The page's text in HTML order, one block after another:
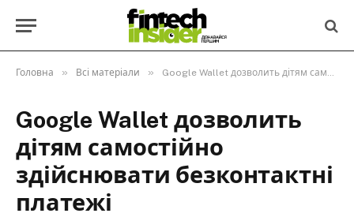
Головна » Всі матеріали » Google Wallet дозволить дітям самостійно здійснювати безконтактні платежі
Google Wallet дозволить
дітям самостійно
здійснювати безконтактні
платежі